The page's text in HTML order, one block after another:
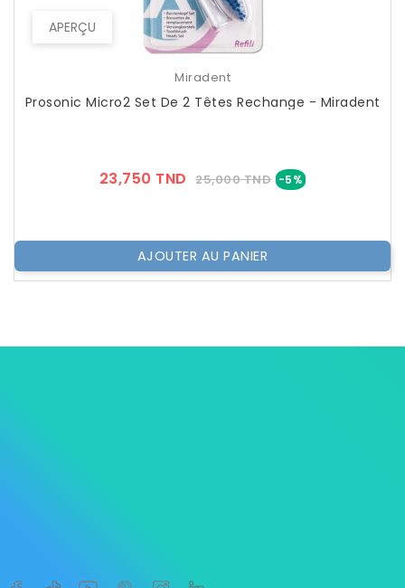
APERÇU
Miradent
Prosonic Micro2 Set De 2 Têtes Rechange - Miradent
23,750 TND Prix
25,000 TND -5%Prix
AJOUTER AU PANIER